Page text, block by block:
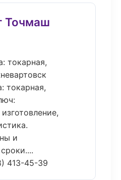
Точмаш
токарная,
токарная,
и
413-45-39